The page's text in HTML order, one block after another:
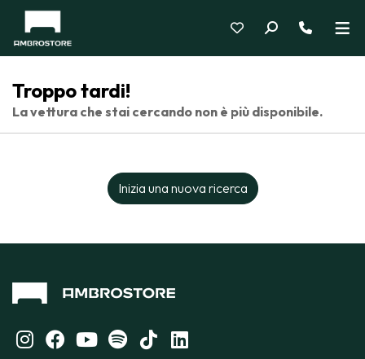
Troppo tardi!
La vettura che stai cercando non è più disponibile.
Inizia una nuova ricerca